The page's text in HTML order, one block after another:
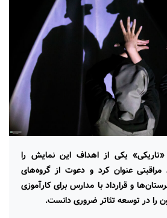
یکی از اهداف این نمایش را
عنوان کرد و دعوت از گروه‌های
و قرارداد با مدارس برای کارآموزی
را در توسعه تئاتر ضروری دانست.